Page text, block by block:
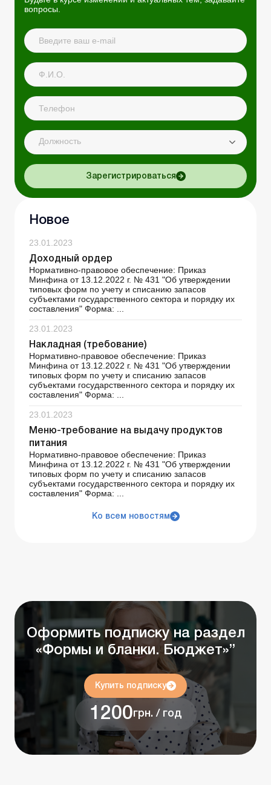
вопросы.
Должность
Зарегистрироваться
Новое
23.01.2023
Доходный ордер
Нормативно-правовое обеспечение: Приказ
Минфина от 13.12.2022 г. № 431 "Об утверждении
типовых форм по учету и списанию запасов
субъектами государственного сектора и порядку их
составления" Форма: ...
23.01.2023
Накладная (требование)
Нормативно-правовое обеспечение: Приказ
Минфина от 13.12.2022 г. № 431 "Об утверждении
типовых форм по учету и списанию запасов
субъектами государственного сектора и порядку их
составления" Форма: ...
23.01.2023
Меню-требование на выдачу продуктов
питания
Нормативно-правовое обеспечение: Приказ
Минфина от 13.12.2022 г. № 431 "Об утверждении
типовых форм по учету и списанию запасов
субъектами государственного сектора и порядку их
составления" Форма: ...
Ко всем новостям
Оформить подписку на раздел
«Формы и бланки. Бюджет»”
Купить подписку
1200грн. / год